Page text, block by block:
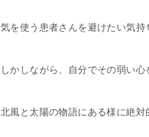
気を使う患者さんを避けたい気持
しかしながら、自分でその弱い
北風と太陽の物語にある様に絶対